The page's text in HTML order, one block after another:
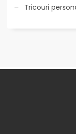
Tricouri